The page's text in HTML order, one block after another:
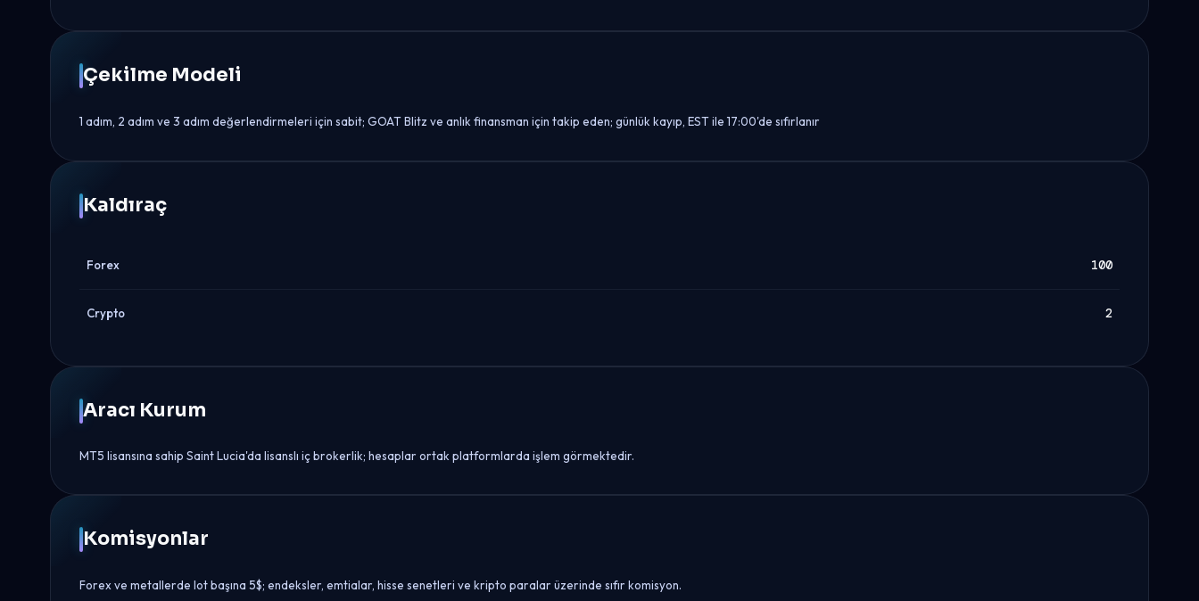
Çekilme Modeli
1 adım, 2 adım ve 3 adım değerlendirmeleri için sabit; GOAT Blitz ve anlık finansman için takip eden; günlük kayıp, EST ile 17:00'de sıfırlanır
Kaldıraç
Forex 100
Crypto 2
Aracı Kurum
MT5 lisansına sahip Saint Lucia'da lisanslı iç brokerlik; hesaplar ortak platformlarda işlem görmektedir.
Komisyonlar
Forex ve metallerde lot başına 5$; endeksler, emtialar, hisse senetleri ve kripto paralar üzerinde sıfır komisyon.